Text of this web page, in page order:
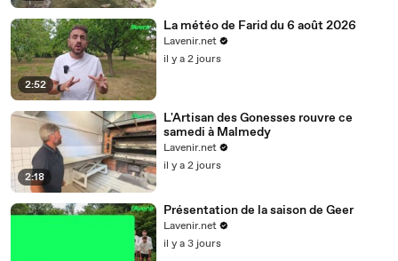
2:52
La météo de Farid du 6 août 2026
Lavenir.net
il y a 2 jours
2:18
L'Artisan des Gonesses rouvre ce
samedi à Malmedy
Lavenir.net
il y a 2 jours
Présentation de la saison de Geer
Lavenir.net
il y a 3 jours